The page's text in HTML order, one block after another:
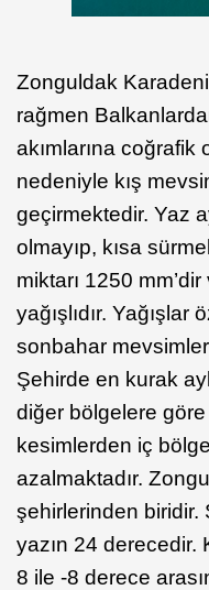
Zonguldak
rağmen
akımlarına coğrafik
nedeniyle kış
geçirmektedir. Yaz
olmayıp, kısa
miktarı 1250
yağışlıdır.
sonbahar
Şehirde en kurak
diğer bölgelere göre
kesimlerden iç
azalmaktadır.
şehirlerinden biridir.
yazın 24 derecedir.
8 ile -8 derece